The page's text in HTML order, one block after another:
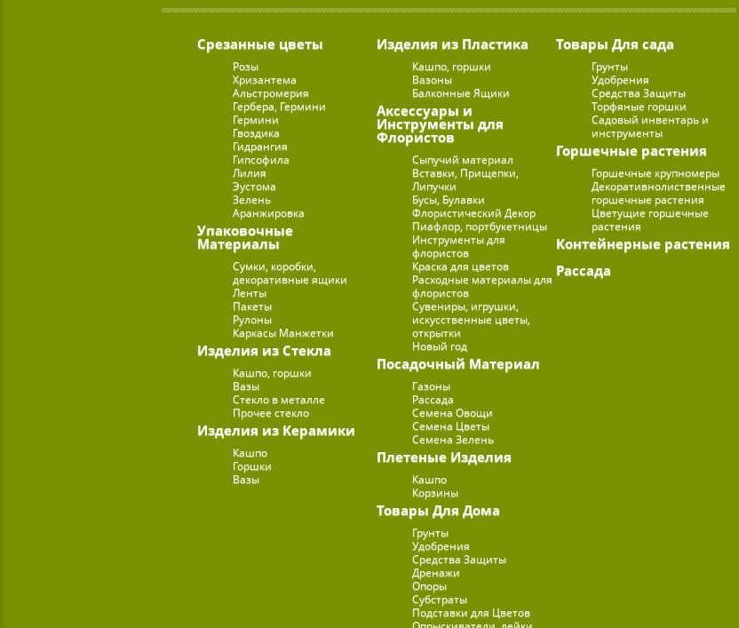
Срезанные цветы
Розы
Хризантема
Альстромерия
Гербера, Гермини
Гермини
Гвоздика
Гидрангия
Гипсофила
Лилия
Эустома
Зелень
Аранжировка
Упаковочные
Материалы
Сумки, коробки,
декоративные ящики
Ленты
Пакеты
Рулоны
Каркасы Манжетки
Изделия из Стекла
Кашпо, горшки
Вазы
Стекло в металле
Прочее стекло
Изделия из Керамики
Кашпо
Горшки
Вазы
Изделия из Пластика
Кашпо, горшки
Вазоны
Балконные Ящики
Аксессуары и
Инструменты для
Флористов
Сыпучий материал
Вставки, Прищепки,
Липучки
Бусы, Булавки
Флористический Декор
Пиафлор, портбукетницы
Инструменты для
флористов
Краска для цветов
Расходные материалы для
флористов
Сувениры, игрушки,
искусственные цветы,
открытки
Новый год
Посадочный Материал
Газоны
Рассада
Семена Овощи
Семена Цветы
Семена Зелень
Плетеные Изделия
Кашпо
Корзины
Товары Для Дома
Грунты
Удобрения
Средства Защиты
Дренажи
Опоры
Субстраты
Подставки для Цветов
Товары Для сада
Грунты
Удобрения
Средства Защиты
Торфяные горшки
Садовый инвентарь и
инструменты
Горшечные растения
Горшечные крупномеры
Декоративнолиственные
горшечные растения
Цветущие горшечные
растения
Контейнерные растения
Рассада